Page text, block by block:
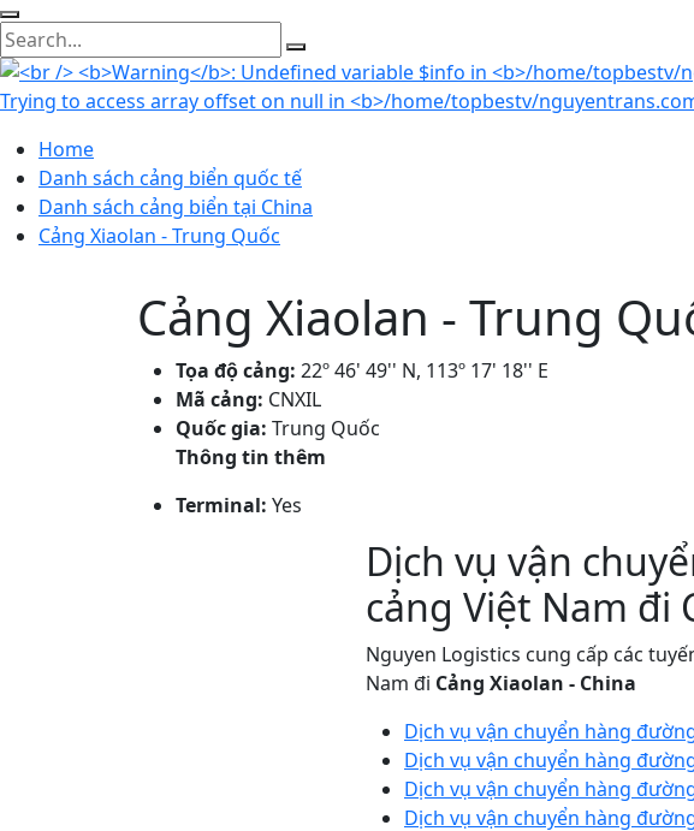
Home
Danh sách cảng biển quốc tế
Danh sách cảng biển tại China
Cảng Xiaolan - Trung Quốc
Cảng Xiaolan - Trung
Tọa độ cảng: 22º 46' 49'' N, 113º 17' 18'' E
Mã cảng: CNXIL
Quốc gia: Trung Quốc
Thông tin thêm
Terminal: Yes
Dịch vụ vận
cảng Việt Nam đi
Nguyen Logistics cung cấp các
Nam đi Cảng Xiaolan - China
Dịch vụ vận chuyển hàng
Dịch vụ vận chuyển hàng
Dịch vụ vận chuyển hàng
Dịch vụ vận chuyển hàng